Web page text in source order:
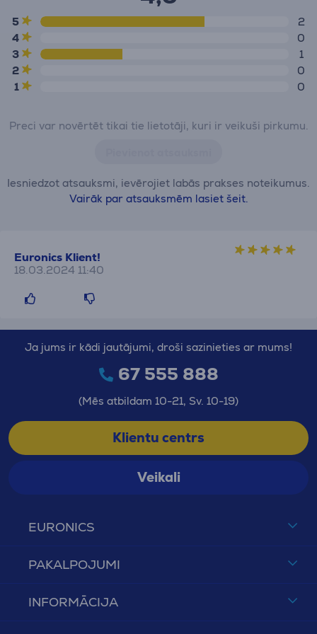
5
2
4
0
3
1
2
0
1
0
Preci var novērtēt tikai tie lietotāji, kuri ir veikuši pirkumu.
Iesniedzot atsauksmi, ievērojiet labās prakses noteikumus.
Vairāk par atsauksmēm lasiet šeit.
Euronics Klient!
18.03.2024 11:40
EURONICS
PAKALPOJUMI
INFORMĀCIJA
Ja jums ir kādi jautājumi, droši sazinieties ar mums!
67 555 888
(Mēs atbildam 10-21, Sv. 10-19)
Klientu centrs
Veikali